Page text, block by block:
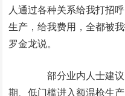
人通过各种关系给我打招
生产，给我费用，全都被
罗金龙说。
部分业内人士建议
期、低门槛进入额温枪生